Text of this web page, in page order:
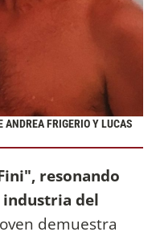
FRIGERIO Y LUCAS
resonando
industria del
demuestra